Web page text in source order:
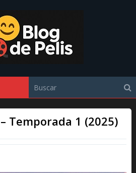
Temporada 1 (2025)